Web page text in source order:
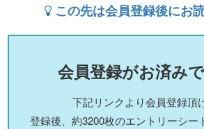
この先は会員登録後にお
会員登録がお済み
下記リンクより会員登録頂
登録後、約3200枚のエントリーシー